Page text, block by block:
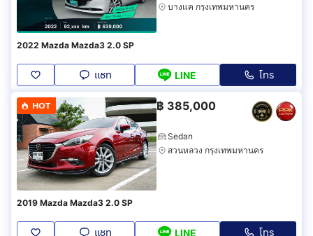
บางแค กรุงเทพมหานคร
2022 Mazda Mazda3 2.0 SP
แชท LINE โทร
HOT ฿ 385,000
Sedan
สวนหลวง กรุงเทพมหานคร
2019 Mazda Mazda3 2.0 SP
แชท LINE โทร